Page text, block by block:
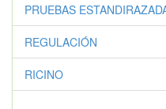
PRUEBAS
REGULACIÓN
RICINO